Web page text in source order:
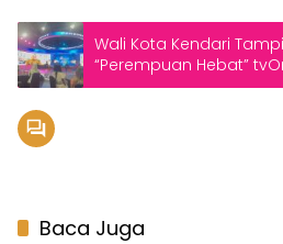
Wali Kota Kendari
“Perempuan Hebat”
Baca Juga